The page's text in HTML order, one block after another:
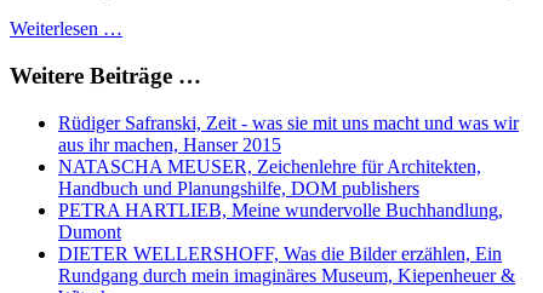
Weiterlesen …
Weitere Beiträge …
Rüdiger Safranski, Zeit - was sie mit uns macht und was wir
aus ihr machen, Hanser 2015
NATASCHA MEUSER, Zeichenlehre für Architekten,
Handbuch und Planungshilfe, DOM publishers
PETRA HARTLIEB, Meine wundervolle Buchhandlung,
Dumont
DIETER WELLERSHOFF, Was die Bilder erzählen, Ein
Rundgang durch mein imaginäres Museum, Kiepenheuer &